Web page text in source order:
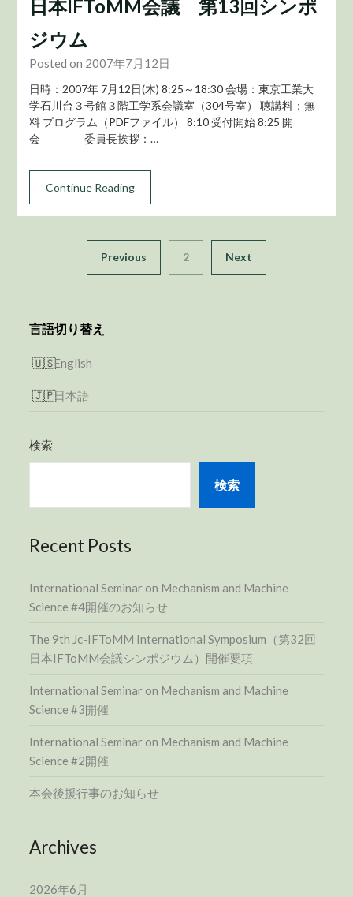
日本IFToMM会議 第13回シンポ
ジウム
Posted on 2007年7月12日
日時：2007年 7月12日(木) 8:25～18:30 会場：東京工業大
学石川台３号館３階工学系会議室（304号室） 聴講料：無
料 プログラム（PDFファイル） 8:10 受付開始 8:25 開
会 委員長挨拶：…
Continue Reading
Previous 2 Next
言語切り替え
English
日本語
検索
検索
Recent Posts
International Seminar on Mechanism and Machine
Science #4開催のお知らせ
The 9th Jc-IFToMM International Symposium（第32回
日本IFToMM会議シンポジウム）開催要項
International Seminar on Mechanism and Machine
Science #3開催
International Seminar on Mechanism and Machine
Science #2開催
本会後援行事のお知らせ
Archives
2026年6月